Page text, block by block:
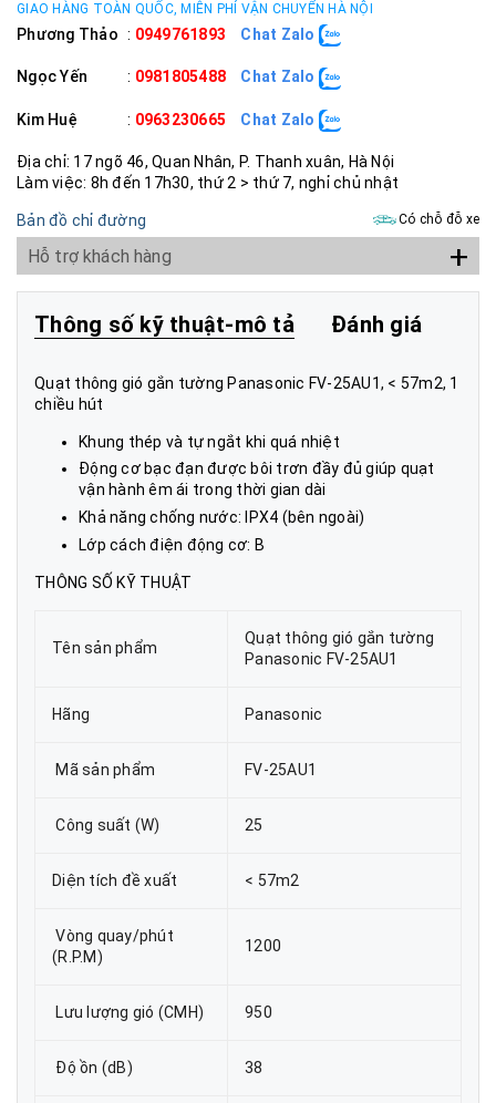
GIAO HÀNG TOÀN QUỐC, MIỄN PHÍ VẬN CHUYỂN HÀ NỘI
Phương Thảo : 0949761893 Chat Zalo
Ngọc Yến : 0981805488 Chat Zalo
Kim Huệ : 0963230665 Chat Zalo
Địa chỉ: 17 ngõ 46, Quan Nhân, P. Thanh xuân, Hà Nội
Làm việc: 8h đến 17h30, thứ 2 > thứ 7, nghỉ chủ nhật
Bản đồ chỉ đường Có chỗ đỗ xe
Hỗ trợ khách hàng +
Thông số kỹ thuật-mô tả Đánh giá
Quạt thông gió gắn tường Panasonic FV-25AU1, < 57m2, 1
chiều hút
Khung thép và tự ngắt khi quá nhiệt
Động cơ bạc đạn được bôi trơn đầy đủ giúp quạt
vận hành êm ái trong thời gian dài
Khả năng chống nước: IPX4 (bên ngoài)
Lớp cách điện động cơ: B
THÔNG SỐ KỸ THUẬT
Tên sản phẩm
Quạt thông gió gắn tường
Panasonic FV-25AU1
Hãng Panasonic
Mã sản phẩm FV-25AU1
Công suất (W) 25
Diện tích đề xuất < 57m2
Vòng quay/phút
(R.P.M)
1200
Lưu lượng gió (CMH) 950
Độ ồn (dB) 38